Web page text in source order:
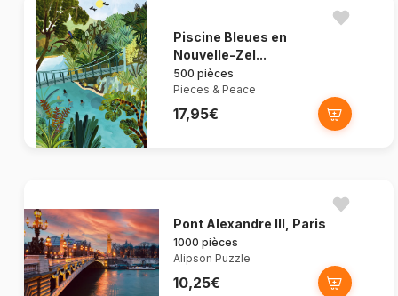
Piscine Bleues en
Nouvelle-Zel...
500 pièces
Pieces & Peace
17,95€
Pont Alexandre III, Paris
1000 pièces
Alipson Puzzle
10,25€